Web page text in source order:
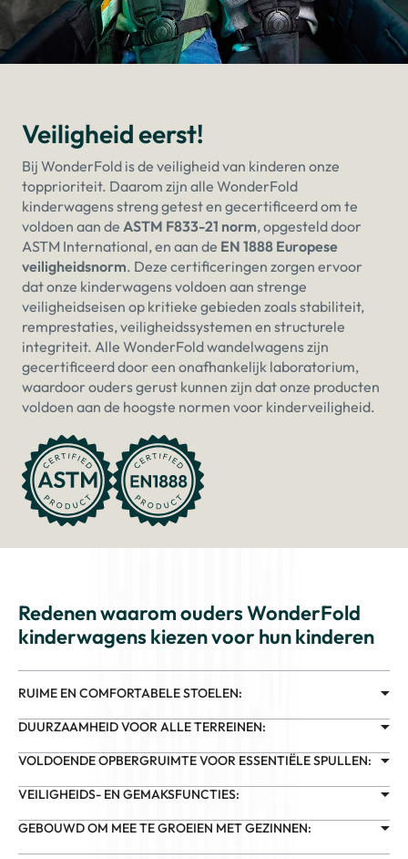
Veiligheid eerst!
Bij WonderFold is de veiligheid van kinderen onze
topprioriteit. Daarom zijn alle WonderFold
kinderwagens streng getest en gecertificeerd om te
voldoen aan de ASTM F833-21 norm, opgesteld door
ASTM International, en aan de EN 1888 Europese
veiligheidsnorm. Deze certificeringen zorgen ervoor
dat onze kinderwagens voldoen aan strenge
veiligheidseisen op kritieke gebieden zoals stabiliteit,
remprestaties, veiligheidssystemen en structurele
integriteit. Alle WonderFold wandelwagens zijn
gecertificeerd door een onafhankelijk laboratorium,
waardoor ouders gerust kunnen zijn dat onze producten
voldoen aan de hoogste normen voor kinderveiligheid.
Redenen waarom ouders WonderFold
kinderwagens kiezen voor hun kinderen
RUIME EN COMFORTABELE STOELEN:
DUURZAAMHEID VOOR ALLE TERREINEN:
VOLDOENDE OPBERGRUIMTE VOOR ESSENTIËLE SPULLEN:
VEILIGHEIDS- EN GEMAKSFUNCTIES:
GEBOUWD OM MEE TE GROEIEN MET GEZINNEN: